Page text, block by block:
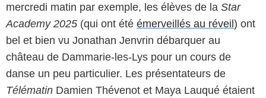
mercredi matin par exemple, les élèves de la Star
Academy 2025 (qui ont été émerveillés au réveil) ont
bel et bien vu Jonathan Jenvrin débarquer au
château de Dammarie-les-Lys pour un cours de
danse un peu particulier. Les présentateurs de
Télématin Damien Thévenot et Maya Lauqué étaient